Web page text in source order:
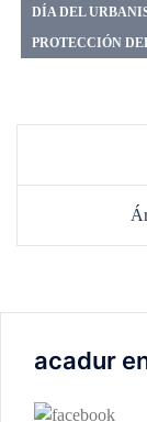
DÍA DEL
PROTECCIÓN
acadur